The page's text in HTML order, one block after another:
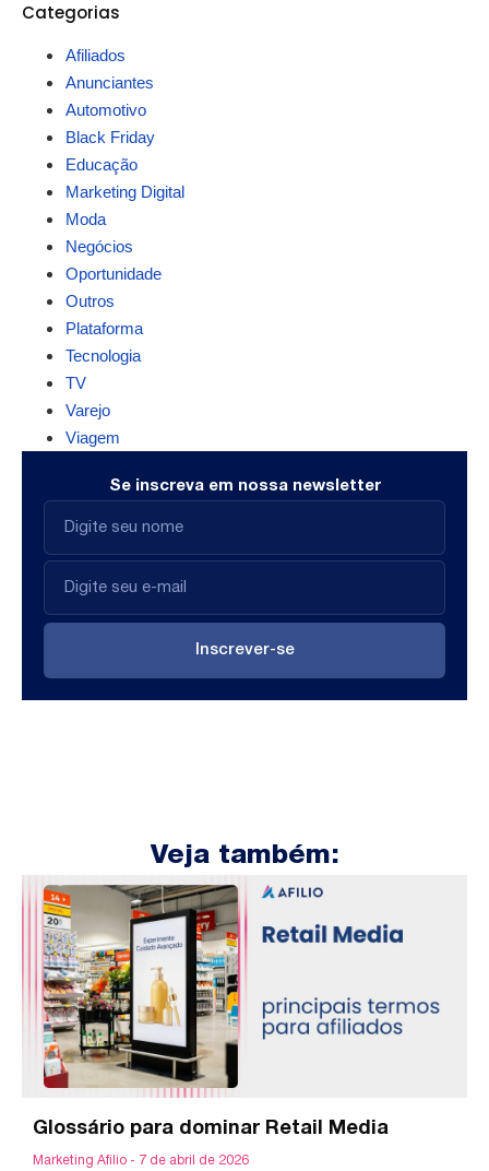
Categorias
Afiliados
Anunciantes
Automotivo
Black Friday
Educação
Marketing Digital
Moda
Negócios
Oportunidade
Outros
Plataforma
Tecnologia
TV
Varejo
Viagem
Se inscreva em nossa newsletter
Inscrever-se
Veja também:
Glossário para dominar Retail Media
Marketing Afilio 7 de abril de 2026